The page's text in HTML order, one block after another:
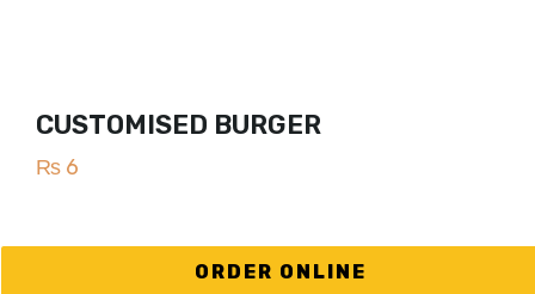
CUSTOMISED BURGER
₨ 6
ORDER ONLINE